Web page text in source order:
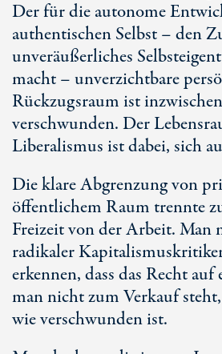
Der für die autonome
authentischen Selbst – den
unveräußerliches
macht – unverzichtbare
Rückzugsraum ist
verschwunden. Der
Liberalismus ist dabei, sich
Die klare Abgrenzung von
öffentlichem Raum trennte
Freizeit von der Arbeit. Man
radikaler
erkennen, dass das Recht
man nicht zum Verkauf
wie verschwunden ist.